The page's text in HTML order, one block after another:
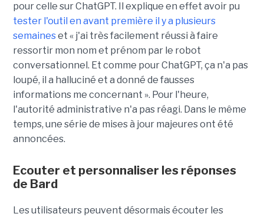
pour celle sur ChatGPT. Il explique en effet avoir pu
tester l'outil en avant première il y a plusieurs
semaineset « j'ai très facilement réussi à faire
ressortir mon nom et prénom par le robot
conversationnel. Et comme pour ChatGPT, ça n'a pas
loupé, il a halluciné et a donné de fausses
informations me concernant ». Pour l'heure,
l'autorité administrative n'a pas réagi. Dans le même
temps, une série de mises à jour majeures ont été
annoncées.
Ecouter et personnaliser les réponses
de Bard
Les utilisateurs peuvent désormais écouter les